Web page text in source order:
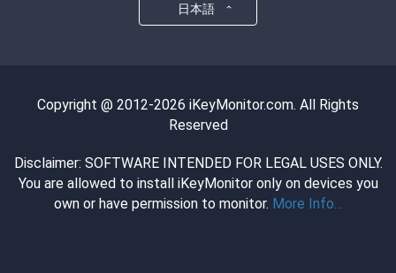
日本語
Copyright @ 2012-2026 iKeyMonitor.com. All Rights
Reserved
Disclaimer: SOFTWARE INTENDED FOR LEGAL USES ONLY.
You are allowed to install iKeyMonitor only on devices you
own or have permission to monitor. More Info...